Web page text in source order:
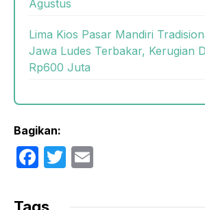
Agustus
Lima Kios Pasar Mandiri
Jawa Ludes Terbakar, Kerugian
Rp600 Juta
Bagikan:
F
c
T